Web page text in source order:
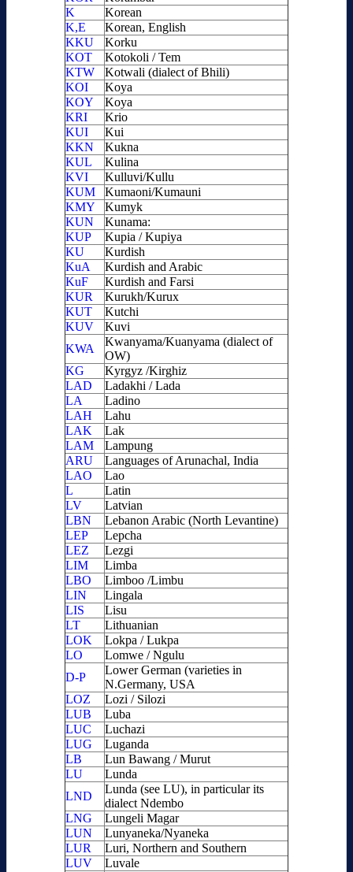
K
Korean
K,E
Korean, English
KKU
Korku
KOT
Kotokoli / Tem
KTW
Kotwali (dialect of Bhili)
KOI
Koya
KOY
Koya
KRI
Krio
KUI
Kui
KKN
Kukna
KUL
Kulina
KVI
Kulluvi/Kullu
KUM
Kumaoni/Kumauni
KMY
Kumyk
KUN
Kunama:
KUP
Kupia / Kupiya
KU
Kurdish
KuA
Kurdish and Arabic
KuF
Kurdish and Farsi
KUR
Kurukh/Kurux
KUT
Kutchi
KUV
Kuvi
KWA
Kwanyama/Kuanyama (dialect of
OW)
KG
Kyrgyz /Kirghiz
LAD
Ladakhi / Lada
LA
Ladino
LAH
Lahu
LAK
Lak
LAM
Lampung
ARU
Languages of Arunachal, India
LAO
Lao
L
Latin
LV
Latvian
LBN
Lebanon Arabic (North Levantine)
LEP
Lepcha
LEZ
Lezgi
LIM
Limba
LBO
Limboo /Limbu
LIN
Lingala
LIS
Lisu
LT
Lithuanian
LOK
Lokpa / Lukpa
LO
Lomwe / Ngulu
D-P
Lower German (varieties in
N.Germany, USA
LOZ
Lozi / Silozi
LUB
Luba
LUC
Luchazi
LUG
Luganda
LB
Lun Bawang / Murut
LU
Lunda
LND
Lunda (see LU), in particular its
dialect Ndembo
LNG
Lungeli Magar
LUN
Lunyaneka/Nyaneka
LUR
Luri, Northern and Southern
LUV
Luvale